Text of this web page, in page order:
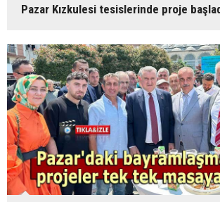
Pazar Kızkulesi tesislerinde proje